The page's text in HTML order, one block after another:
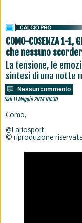
COMO-COSENZA 1-
che nessuno
La tensione, le
sintesi di una notte
Nessun commento
Sab 11 Maggio 2024 08.30
Como,
@Lariosport
© riproduzione riservata